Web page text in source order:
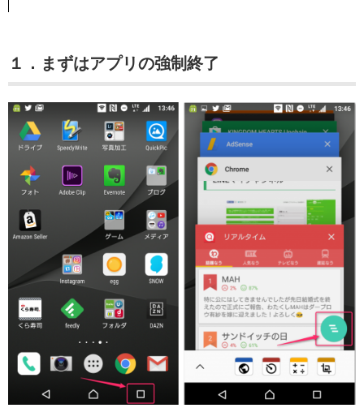
１．まずはアプリの強制終了